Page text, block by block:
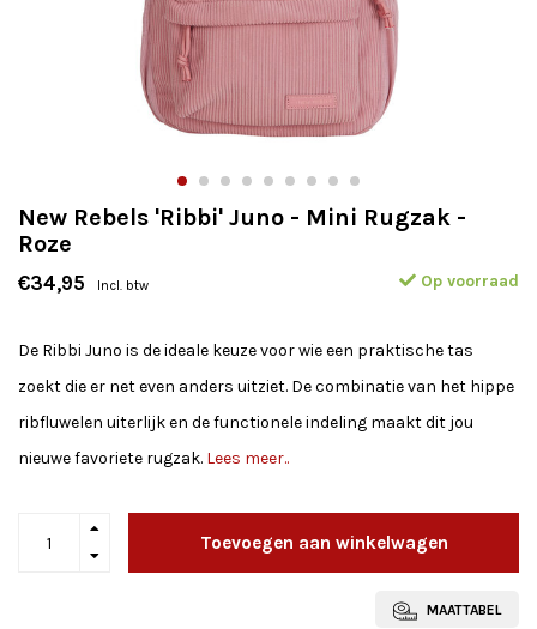
New Rebels 'Ribbi' Juno - Mini Rugzak -
Roze
€34,95 Incl. btw Op voorraad
De Ribbi Juno is de ideale keuze voor wie een praktische tas
zoekt die er net even anders uitziet. De combinatie van het hippe
ribfluwelen uiterlijk en de functionele indeling maakt dit jou
nieuwe favoriete rugzak. Lees meer..
Toevoegen aan winkelwagen
MAATTABEL